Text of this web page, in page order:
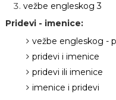
vežbe engleskog 3
Pridevi - imenice:
vežbe engleskog -
pridevi i imenice
pridevi ili imenice
imenice i pridevi